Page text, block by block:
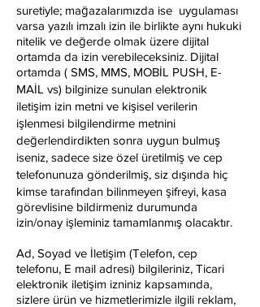
suretiyle; mağazalarımızda ise uygulaması
varsa yazılı imzalı izin ile birlikte aynı hukuki
nitelik ve değerde olmak üzere dijital
ortamda da izin verebileceksiniz. Dijital
ortamda ( SMS, MMS, MOBİL PUSH, E-
MAİL vs) bilginize sunulan elektronik
iletişim izin metni ve kişisel verilerin
işlenmesi bilgilendirme metnini
değerlendirdikten sonra uygun bulmuş
iseniz, sadece size özel üretilmiş ve cep
telefonunuza gönderilmiş, siz dışında hiç
kimse tarafından bilinmeyen şifreyi, kasa
görevlisine bildirmeniz durumunda
izin/onay işleminiz tamamlanmış olacaktır.
Ad, Soyad ve İletişim (Telefon, cep
telefonu, E mail adresi) bilgileriniz, Ticari
elektronik iletişim izniniz kapsamında,
sizlere ürün ve hizmetlerimizle ilgili reklam,